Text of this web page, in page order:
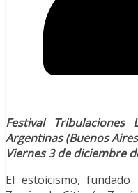
Festival Tribulaciones
Argentinas (Buenos
Viernes 3 de diciembre
El estoicismo, fundado